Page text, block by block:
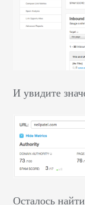
И увидите
Осталось